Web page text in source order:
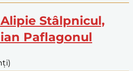
Alipie Stâlpnicul,
Paflagonul